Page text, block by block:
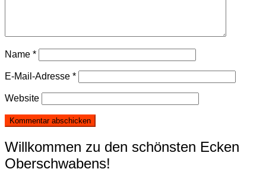
Name *
E-Mail-Adresse *
Website
Willkommen zu den schönsten Ecken
Oberschwabens!